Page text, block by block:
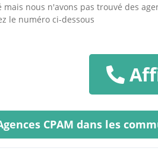
mais nous n'avons pas trouvé des
le numéro ci-dessous
CPAM dans les